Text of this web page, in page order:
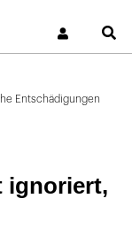
Entschädigungen
ignoriert,